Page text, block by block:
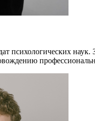
психологических